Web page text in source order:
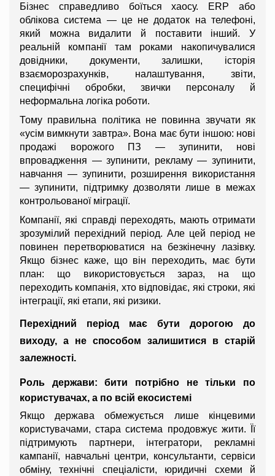
Бізнес справедливо боїться хаосу. ERP або
облікова система — це не додаток на телефоні,
який можна видалити й поставити інший. У
реальній компанії там роками накопичувалися
довідники, документи, залишки, історія
взаєморозрахунків, налаштування, звіти,
специфічні обробки, звички персоналу й
неформальна логіка роботи.
Тому правильна політика не повинна звучати як
«усім вимкнути завтра». Вона має бути іншою: нові
продажі ворожого ПЗ — зупинити, нові
впровадження — зупинити, рекламу — зупинити,
навчання — зупинити, розширення використання
— зупинити, підтримку дозволяти лише в межах
контрольованої міграції.
Компанії, які справді переходять, мають отримати
зрозумілий перехідний період. Але цей період не
повинен перетворюватися на безкінечну лазівку.
Якщо бізнес каже, що він переходить, має бути
план: що використовується зараз, на що
переходить компанія, хто відповідає, які строки, які
інтеграції, які етапи, які ризики.
Перехідний період має бути дорогою до
виходу, а не способом залишитися в старій
залежності.
Роль держави: бити потрібно не тільки по
користувачах, а по всій екосистемі
Якщо держава обмежується лише кінцевими
користувачами, стара система продовжує жити. Її
підтримують партнери, інтегратори, рекламні
кампанії, навчальні центри, консультанти, сервіси
обміну, технічні спеціалісти, юридичні схеми й